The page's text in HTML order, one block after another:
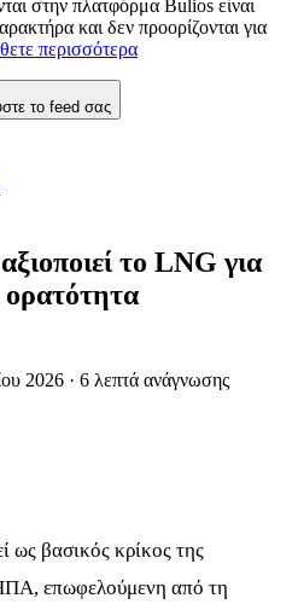
στην πλατφόρμα Bulios είναι
και δεν προορίζονται για
περισσότερα
το feed σας
το LNG για
2026 · 6 λεπτά ανάγνωσης
ως βασικός κρίκος της
επωφελούμενη από τη